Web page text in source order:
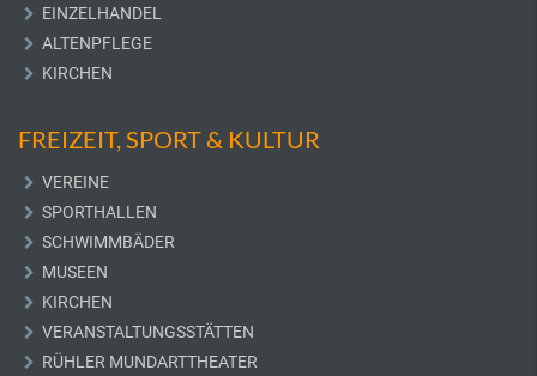
EINZELHANDEL
ALTENPFLEGE
KIRCHEN
FREIZEIT, SPORT & KULTUR
VEREINE
SPORTHALLEN
SCHWIMMBÄDER
MUSEEN
KIRCHEN
VERANSTALTUNGSSTÄTTEN
RÜHLER MUNDARTTHEATER